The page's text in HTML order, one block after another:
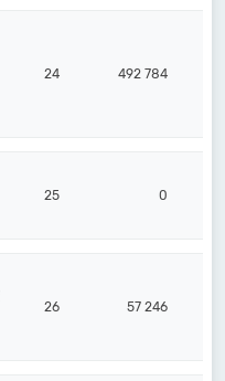
24 492 784
25 0
26 57 246